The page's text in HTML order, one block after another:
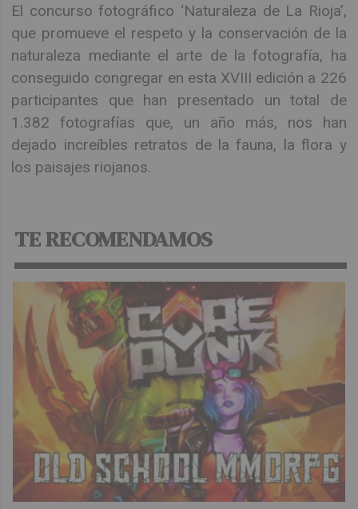
El concurso fotográfico ‘Naturaleza de La Rioja’,
que promueve el respeto y la conservación de la
naturaleza mediante el arte de la fotografía, ha
conseguido congregar en esta XVIII edición a 226
participantes que han presentado un total de
1.382 fotografías que, un año más, nos han
dejado increíbles retratos de la fauna, la flora y
los paisajes riojanos.
TE RECOMENDAMOS